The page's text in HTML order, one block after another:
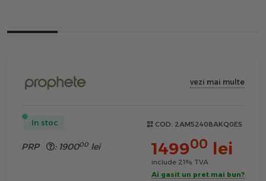
vezi mai multe
In stoc COD: 2AM52408AKQ0ES
PRP : 190000 lei 149900 lei
include 21% TVA
Ai gasit un pret mai bun?